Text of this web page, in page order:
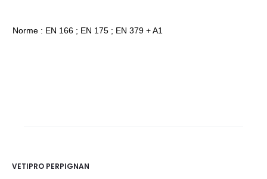
Norme : EN 166 ; EN 175 ; EN 379 + A1
VETIPRO PERPIGNAN